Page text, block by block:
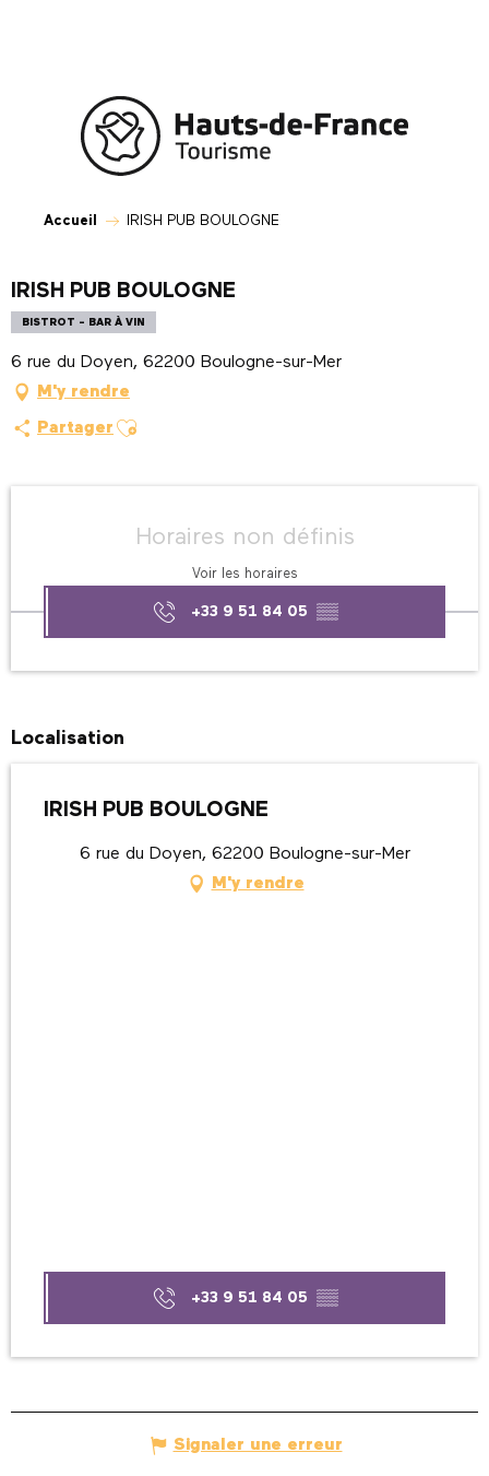
Accueil IRISH PUB BOULOGNE
IRISH PUB BOULOGNE
BISTROT - BAR À VIN
6 rue du Doyen, 62200 Boulogne-sur-Mer
M'y rendre
Partager Ajouter aux favoris
Horaires non définis
Voir les horaires
+33 9 51 84 05 ▒▒
Localisation
IRISH PUB BOULOGNE
6 rue du Doyen, 62200 Boulogne-sur-Mer
M'y rendre
+33 9 51 84 05 ▒▒
Signaler une erreur